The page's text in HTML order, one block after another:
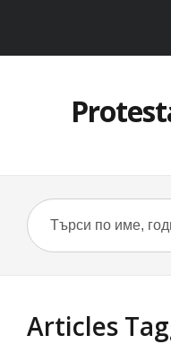
Articles